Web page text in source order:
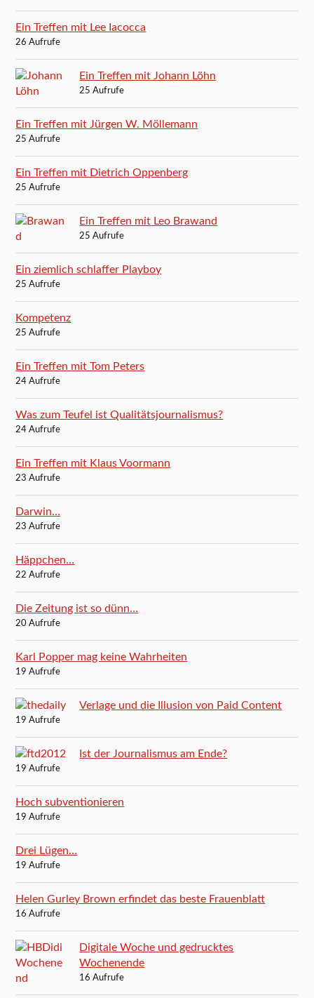
Ein Treffen mit Lee Iacocca
26 Aufrufe
Ein Treffen mit Johann Löhn
25 Aufrufe
Ein Treffen mit Jürgen W. Möllemann
25 Aufrufe
Ein Treffen mit Dietrich Oppenberg
25 Aufrufe
Ein Treffen mit Leo Brawand
25 Aufrufe
Ein ziemlich schlaffer Playboy
25 Aufrufe
Kompetenz
25 Aufrufe
Ein Treffen mit Tom Peters
24 Aufrufe
Was zum Teufel ist Qualitätsjournalismus?
24 Aufrufe
Ein Treffen mit Klaus Voormann
23 Aufrufe
Darwin…
23 Aufrufe
Häppchen…
22 Aufrufe
Die Zeitung ist so dünn…
20 Aufrufe
Karl Popper mag keine Wahrheiten
19 Aufrufe
Verlage und die Illusion von Paid Content
19 Aufrufe
Ist der Journalismus am Ende?
19 Aufrufe
Hoch subventionieren
19 Aufrufe
Drei Lügen…
19 Aufrufe
Helen Gurley Brown erfindet das beste Frauenblatt
16 Aufrufe
Digitale Woche und gedrucktes
Wochenende
16 Aufrufe